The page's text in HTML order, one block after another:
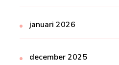
januari 2026
december 2025